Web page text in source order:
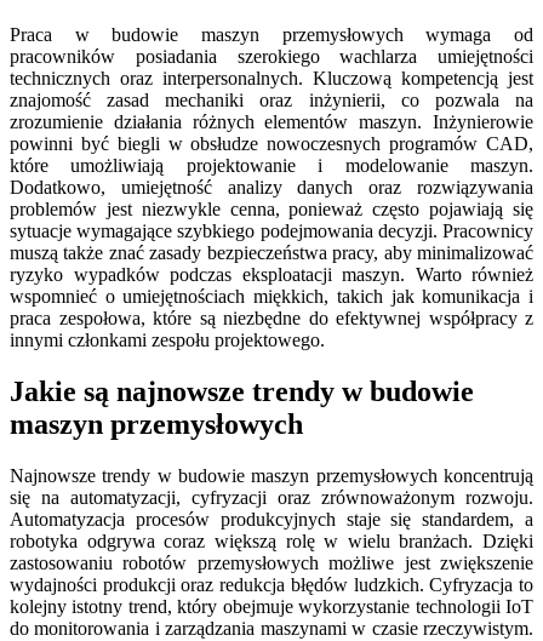
Praca w budowie maszyn przemysłowych wymaga od
pracowników posiadania szerokiego wachlarza umiejętności
technicznych oraz interpersonalnych. Kluczową kompetencją jest
znajomość zasad mechaniki oraz inżynierii, co pozwala na
zrozumienie działania różnych elementów maszyn. Inżynierowie
powinni być biegli w obsłudze nowoczesnych programów CAD,
które umożliwiają projektowanie i modelowanie maszyn.
Dodatkowo, umiejętność analizy danych oraz rozwiązywania
problemów jest niezwykle cenna, ponieważ często pojawiają się
sytuacje wymagające szybkiego podejmowania decyzji. Pracownicy
muszą także znać zasady bezpieczeństwa pracy, aby minimalizować
ryzyko wypadków podczas eksploatacji maszyn. Warto również
wspomnieć o umiejętnościach miękkich, takich jak komunikacja i
praca zespołowa, które są niezbędne do efektywnej współpracy z
innymi członkami zespołu projektowego.
Jakie są najnowsze trendy w budowie
maszyn przemysłowych
Najnowsze trendy w budowie maszyn przemysłowych koncentrują
się na automatyzacji, cyfryzacji oraz zrównoważonym rozwoju.
Automatyzacja procesów produkcyjnych staje się standardem, a
robotyka odgrywa coraz większą rolę w wielu branżach. Dzięki
zastosowaniu robotów przemysłowych możliwe jest zwiększenie
wydajności produkcji oraz redukcja błędów ludzkich. Cyfryzacja to
kolejny istotny trend, który obejmuje wykorzystanie technologii IoT
do monitorowania i zarządzania maszynami w czasie rzeczywistym.